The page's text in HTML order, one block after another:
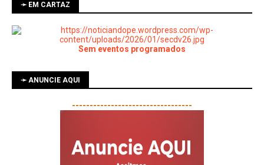
➛ EM CARTAZ
Sem eventos programados
➛ ANUNCIE AQUI
----------------------------------